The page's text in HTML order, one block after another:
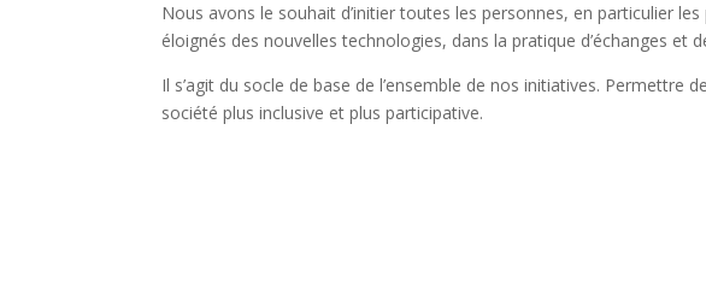
Nous avons le souhait d’initier toutes les personnes, en particulier
éloignés des nouvelles technologies, dans la pratique d’échanges et
Il s’agit du socle de base de l’ensemble de nos initiatives. Permettre
société plus inclusive et plus participative.